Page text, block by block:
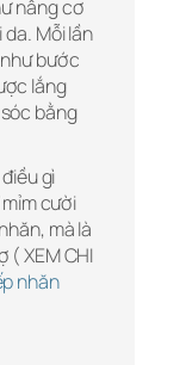
nâng cơ
Mỗi lần
bước
lắng
bằng
gì
cười
mà là
( XEM CHI
nhăn